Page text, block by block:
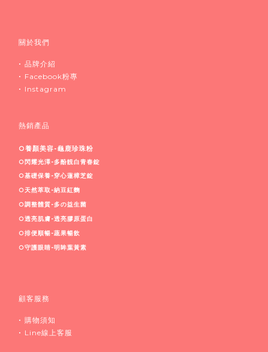
關於我們
• 品牌介紹
• Facebook粉專
• Instagram
熱銷產品
○養顏美容-龜鹿珍珠粉
○閃耀光澤-多酚靚白青春錠
○基礎保養-穿心蓮樟芝錠
○天然萃取-納豆紅麴
○調整體質-多の益生菌
○透亮肌膚-透亮膠原蛋白
○排便順暢-蔬果暢飲
○守護眼睛-明眸葉黃素
顧客服務
• 購物須知
• Line線上客服